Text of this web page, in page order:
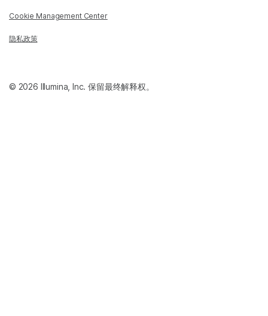
Cookie Management Center
隐私政策
© 2026 Illumina, Inc. 保留最终解释权。